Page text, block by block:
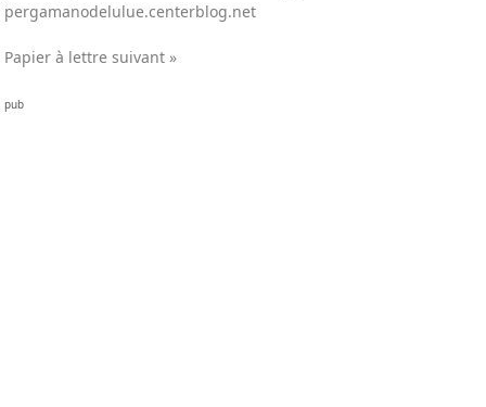
pergamanodelulue.centerblog.net
Papier à lettre suivant »
pub